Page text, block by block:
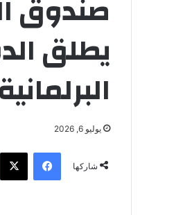
صندوق
يطلق
البرلمانية
يوليو 6, 2026
شاركها
فيسبوك